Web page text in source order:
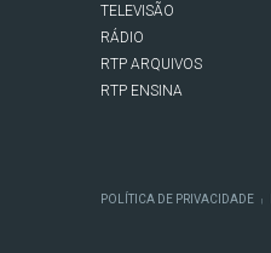
TELEVISÃO
RÁDIO
RTP ARQUIVOS
RTP ENSINA
POLÍTICA DE PRIVACIDADE |